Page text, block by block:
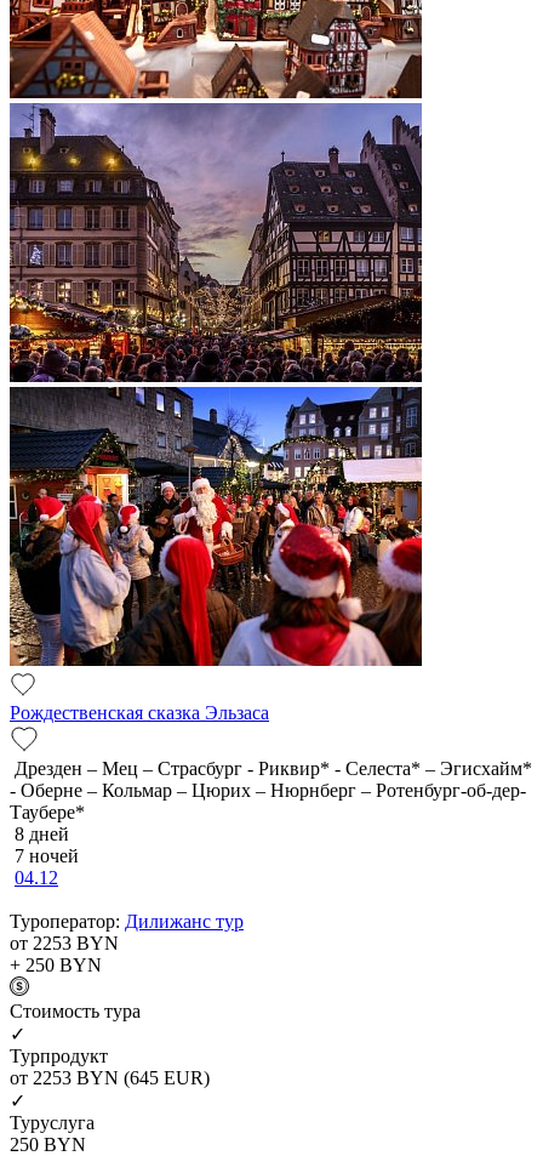
Рождественская сказка Эльзаса
Дрезден – Мец – Страсбург - Риквир* - Селеста* – Эгисхайм*
- Оберне – Кольмар – Цюрих – Нюрнберг – Ротенбург-об-дер-
Таубере*
8 дней
7 ночей
04.12
Туроператор: Дилижанс тур
от 2253 BYN
+ 250 BYN
Cтоимость тура
✓
Турпродукт
от 2253 BYN (645 EUR)
✓
Туруслуга
250 BYN